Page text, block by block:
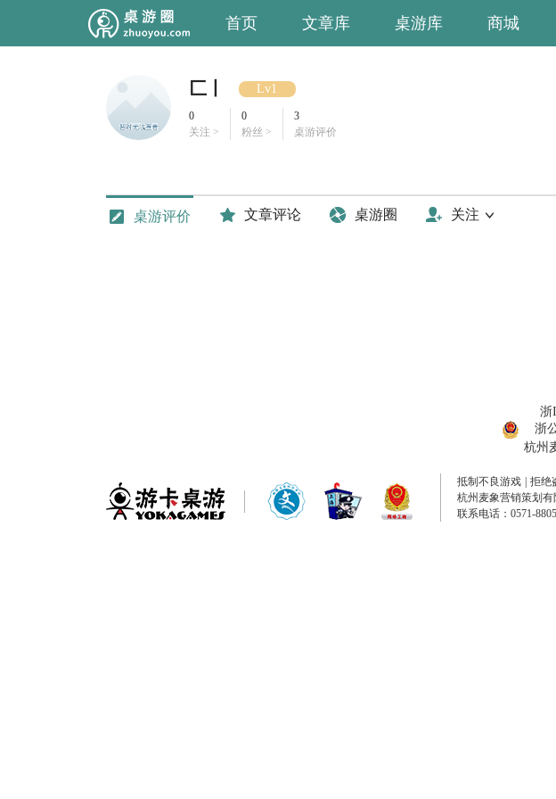
首页 文章库 桌游库 商城
匚丨 Lv1
0
关注 >
0
粉丝 >
3
桌游评价
桌游评价 文章评论 桌游圈 关注
浙
浙
杭州
抵制不良游戏 拒绝
杭州麦象营销策划
联系电话：0571-